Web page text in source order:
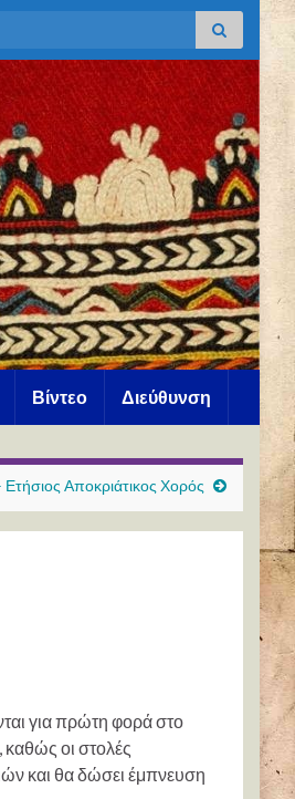
Βίντεο Διεύθυνση
Αποκριάτικος Χορός
για πρώτη φορά στο
καθώς οι στολές
και θα δώσει έμπνευση